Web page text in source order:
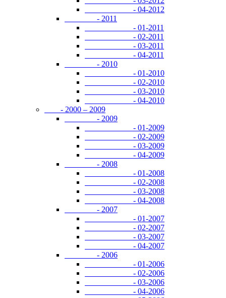
- 04-2012
- 2011
- 01-2011
- 02-2011
- 03-2011
- 04-2011
- 2010
- 01-2010
- 02-2010
- 03-2010
- 04-2010
- 2000 – 2009
- 2009
- 01-2009
- 02-2009
- 03-2009
- 04-2009
- 2008
- 01-2008
- 02-2008
- 03-2008
- 04-2008
- 2007
- 01-2007
- 02-2007
- 03-2007
- 04-2007
- 2006
- 01-2006
- 02-2006
- 03-2006
- 04-2006